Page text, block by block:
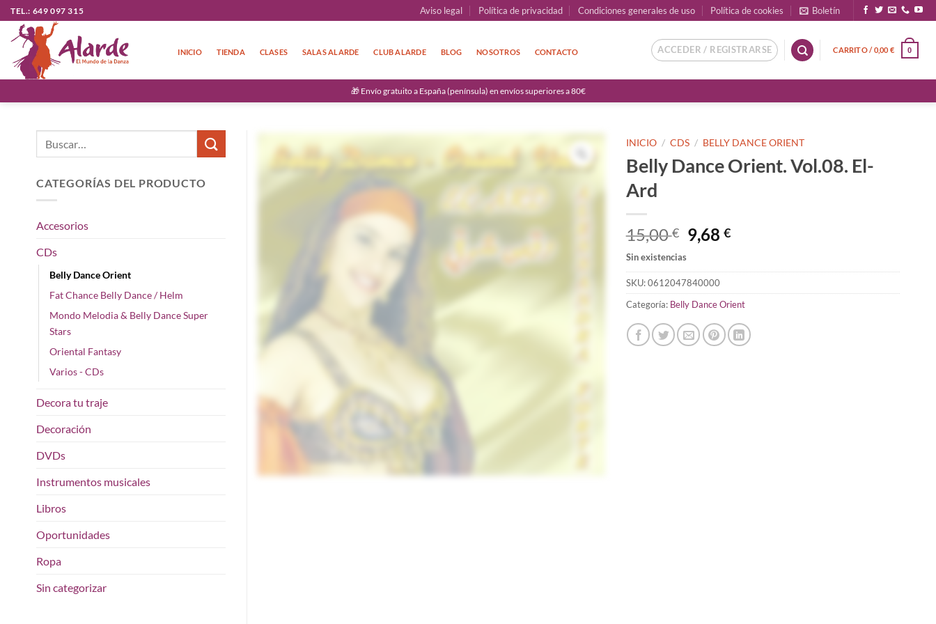
Saltar
al
contenido
TEL.: 649 097 315 Aviso legal Política de privacidad Condiciones generales de uso Política de cookies Boletín
INICIO TIENDA CLASES SALAS ALARDE CLUB ALARDE BLOG NOSOTROS CONTACTO ACCEDER / REGISTRARSE CARRITO /0,00 € 0
🎁 Envío gratuito a España (península) en envíos superiores a 80€
INICIO / CDS / BELLY DANCE ORIENT
Belly Dance Orient. Vol.08. El-
Ard
15,00€
El
precio
original
era:
15,00 €.
9,68 €El
actual
9,68 €.
Sin existencias
SKU:0612047840000
Categoría: Belly Dance Orient
CATEGORÍAS DEL PRODUCTO
Accesorios
CDs
Belly Dance Orient
Fat Chance Belly Dance / Helm
Mondo Melodia & Belly Dance Super
Stars
Oriental Fantasy
Varios - CDs
Decora tu traje
Decoración
DVDs
Instrumentos musicales
Libros
Oportunidades
Ropa
Sin categorizar